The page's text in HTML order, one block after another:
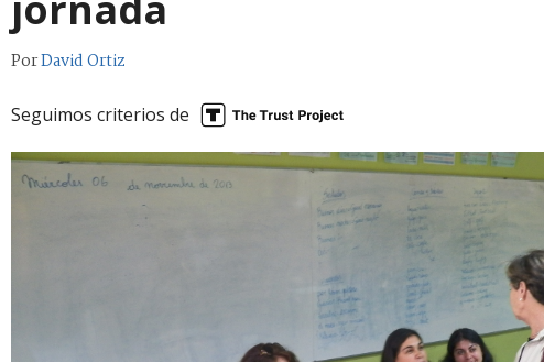
PorDavid Ortiz
Seguimos criterios de